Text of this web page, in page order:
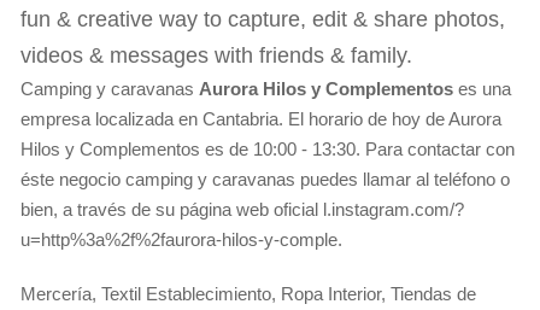
fun & creative way to capture, edit & share photos,
videos & messages with friends & family.
Camping y caravanas Aurora Hilos y Complementos es una
empresa localizada en Cantabria. El horario de hoy de Aurora
Hilos y Complementos es de 10:00 - 13:30. Para contactar con
éste negocio camping y caravanas puedes llamar al teléfono o
bien, a través de su página web oficial l.instagram.com/?
u=http%3a%2f%2faurora-hilos-y-comple.
Mercería, Textil Establecimiento, Ropa Interior, Tiendas de